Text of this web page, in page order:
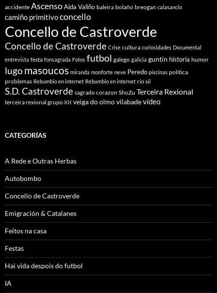
accidente AscensoAída Valiño baleira bolaño breogan calasancio
camiño primitivoconcello
Concello de Castroverde
Concello de Castroverde Crise cultura curiosidades Documental
entrevista festa fonsagrada Fotos futbol galego galicia guntín historia humor
lugo masoucos miranda monforte neve Peredo piscinas política
problemas Rebumbio en internet Rebumbio en internet rio sil
S.D. Castroverde sagrado corazon ShoZu Terceira Rexional
terceira rexional grupo XII veiga do olmovilabadevídeo
CATEGORÍAS
A Rede e Outras Herbas
Autobombo
Concello de Castroverde
Emigración & Catalanes
Feitos na casa
Festas
Hai vida despois do futbol
IA